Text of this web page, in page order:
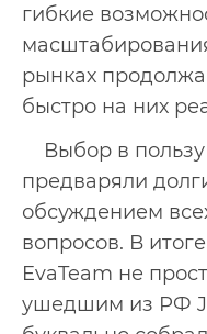
гибкие
рынках
быстро на них
Выбор в
предваряли
обсуждением
вопросов. В
EvaTeam не
ушедшим из РФ